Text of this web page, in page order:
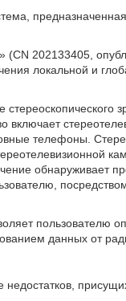
(CN 202133405,
локальной и
телефоны.
обнаруживает
пользователю
данных от
недостатков,